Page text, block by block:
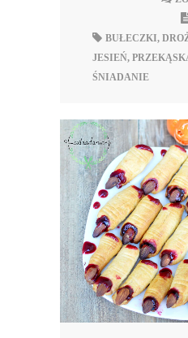
BUŁECZKI,
JESIEŃ,
ŚNIADANIE